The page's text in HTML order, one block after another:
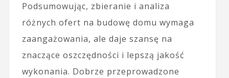
Podsumowując, zbieranie i analiza
różnych ofert na budowę domu wymaga
zaangażowania, ale daje szansę na
znaczące oszczędności i lepszą jakość
wykonania. Dobrze przeprowadzone